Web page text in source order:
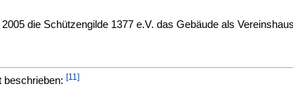
die Schützengilde 1377 e.V. das Gebäude als
beschrieben:[11]